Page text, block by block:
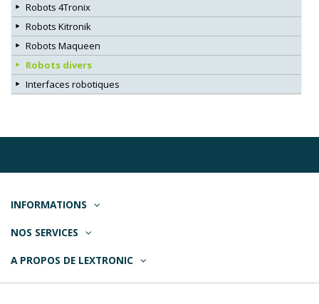
Robots 4Tronix
Robots Kitronik
Robots Maqueen
Robots divers
Interfaces robotiques
INFORMATIONS
NOS SERVICES
A PROPOS DE LEXTRONIC